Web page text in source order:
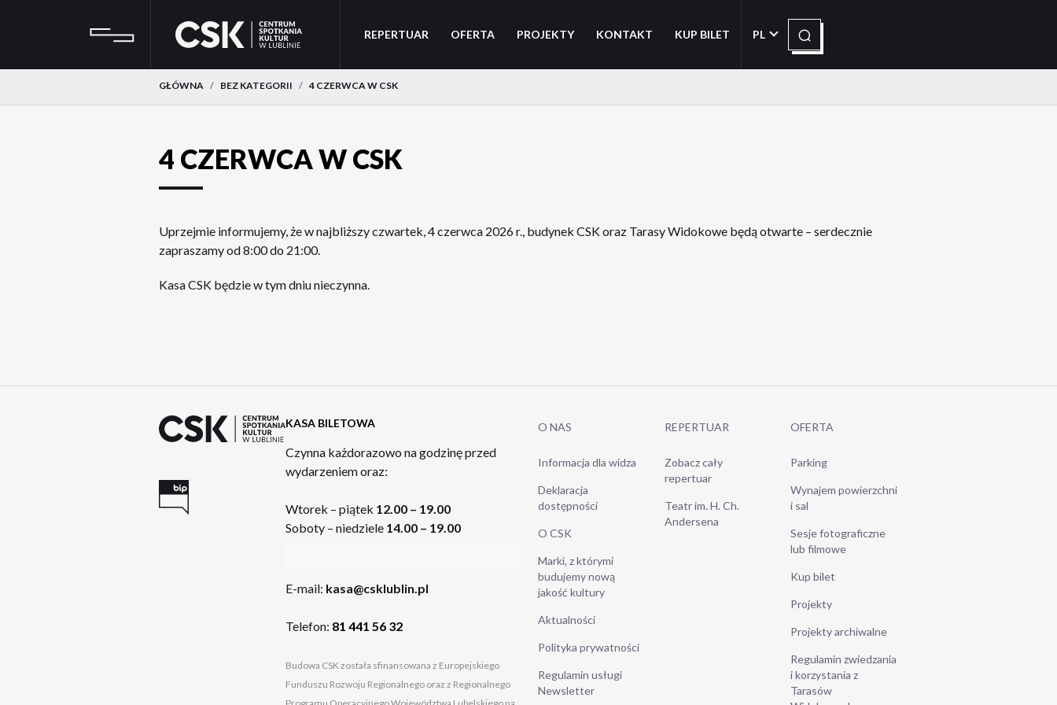
REPERTUAR OFERTA PROJEKTY KONTAKT KUP BILET PL Szukaj
GŁÓWNA BEZ KATEGORII 4 CZERWCA W CSK
4 CZERWCA W CSK
Uprzejmie informujemy, że w najbliższy czwartek, 4 czerwca 2026 r., budynek CSK oraz Tarasy Widokowe będą otwarte – serdecznie
zapraszamy od 8:00 do 21:00.
Kasa CSK będzie w tym dniu nieczynna.
KASA BILETOWA
Czynna każdorazowo na godzinę przed
wydarzeniem oraz:
Wtorek – piątek 12.00 – 19.00
Soboty – niedziele 14.00 – 19.00
E-mail: kasa@csklublin.pl
Telefon: 81 441 56 32
Budowa CSK została sfinansowana z Europejskiego
Funduszu Rozwoju Regionalnego oraz z Regionalnego
O NAS
Informacja dla widza
Deklaracja
dostępności
O CSK
Marki, z którymi
budujemy nową
jakość kultury
Aktualności
Polityka prywatności
Regulamin usługi
Newsletter
REPERTUAR
Zobacz cały
repertuar
Teatr im. H. Ch.
Andersena
OFERTA
Parking
Wynajem powierzchni
i sal
Sesje fotograficzne
lub filmowe
Kup bilet
Projekty
Projekty archiwalne
Regulamin zwiedzania
i korzystania z
Tarasów